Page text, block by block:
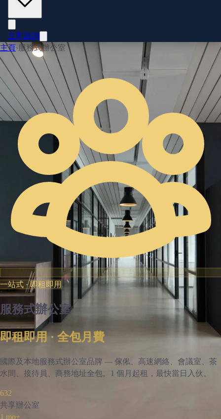
立即諮詢
主頁› 服務式辦公室
一站式 · 即租即用
服務式辦公室
即租即用 · 全包月費
國際及本地服務式辦公室品牌 — 傢俬、高速網絡、會議室、茶
水間、接待員、商務地址全包。1 個月起租，最快當日入伙。
632
共享辦公室
1 mo+